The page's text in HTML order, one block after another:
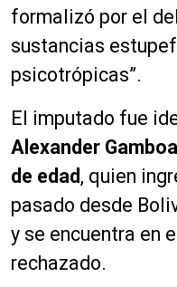
formalizó por el
sustancias
psicotrópicas”.
El imputado fue
Alexander
de edad , quien
pasado desde
y se encuentra en
rechazado.